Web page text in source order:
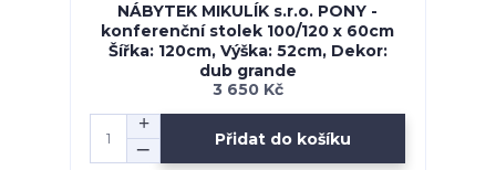
NÁBYTEK MIKULÍK s.r.o. PONY -
konferenční stolek 100/120 x 60cm
Šířka: 120cm, Výška: 52cm, Dekor:
dub grande
3 650 Kč
Přidat do košíku